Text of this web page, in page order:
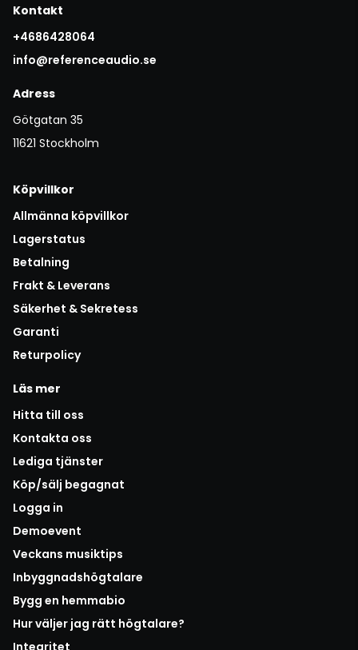
Kontakt
+4686428064
info@referenceaudio.se
Adress
Götgatan 35
11621 Stockholm
Köpvillkor
Allmänna köpvillkor
Lagerstatus
Betalning
Frakt & Leverans
Säkerhet & Sekretess
Garanti
Returpolicy
Läs mer
Hitta till oss
Kontakta oss
Lediga tjänster
Köp/sälj begagnat
Logga in
Demoevent
Veckans musiktips
Inbyggnadshögtalare
Bygg en hemmabio
Hur väljer jag rätt högtalare?
Integritet